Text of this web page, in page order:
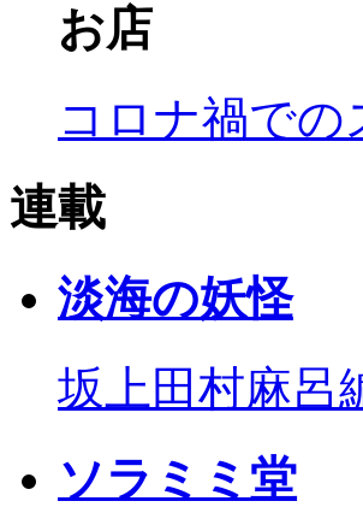
お店
コロナ禍での
連載
淡海の妖怪
坂上田村麻呂
ソラミミ堂